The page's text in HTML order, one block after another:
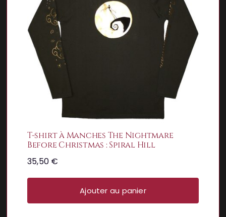
T-shirt à Manches The Nightmare
Before Christmas : Spiral Hill
35,50 €
Ajouter au panier